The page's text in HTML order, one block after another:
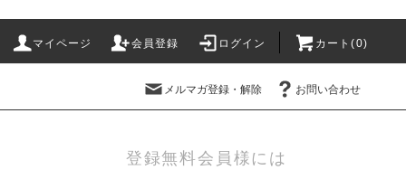
マイページ 会員登録 ログイン カート(0)
メルマガ登録・解除 お問い合わせ
登録無料会員様には